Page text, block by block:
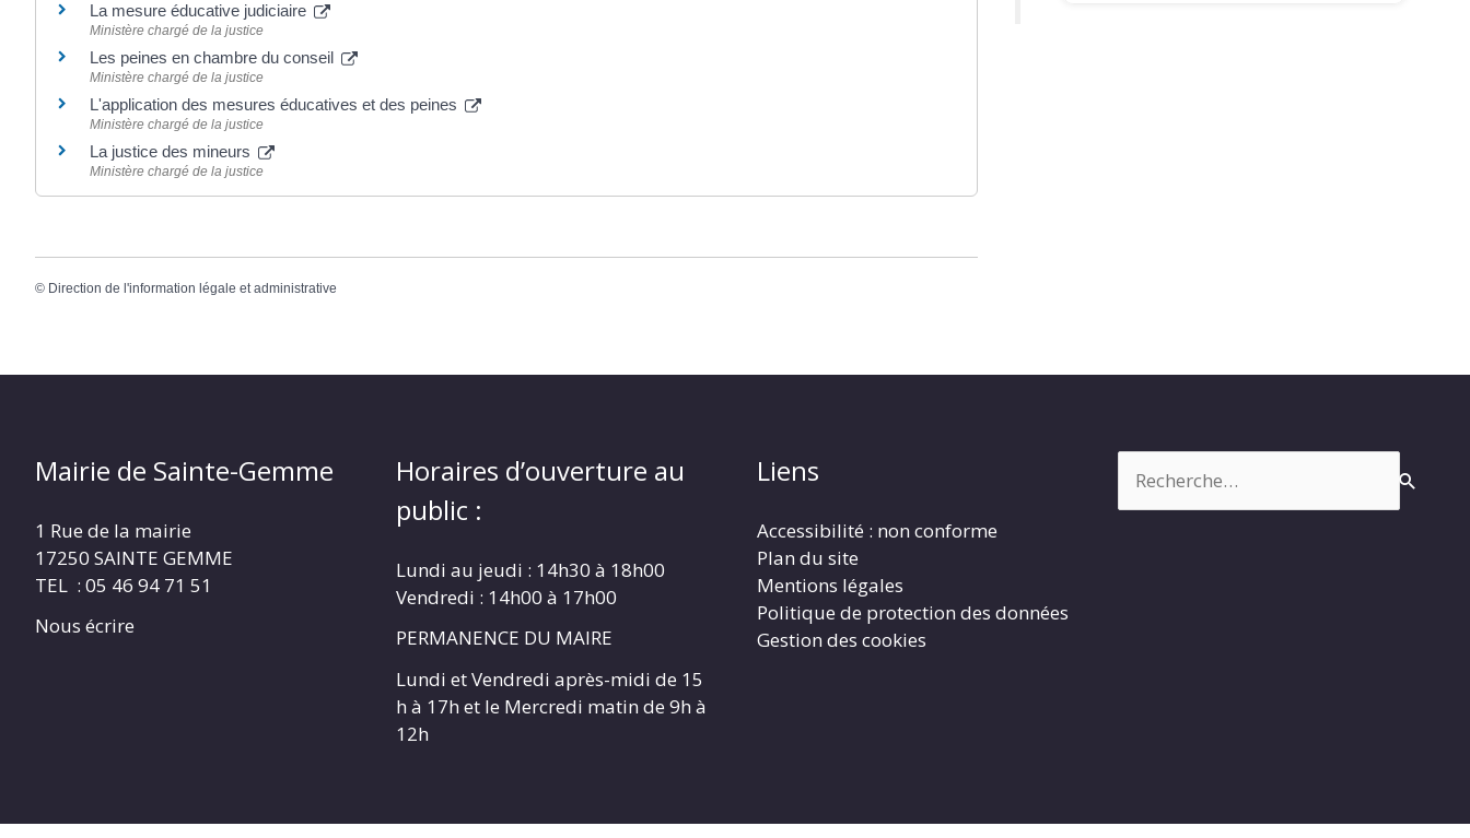
La mesure éducative judiciaire
Ministère chargé de la justice
Les peines en chambre du conseil
Ministère chargé de la justice
L'application des mesures éducatives et des peines
Ministère chargé de la justice
La justice des mineurs
Ministère chargé de la justice
© Direction de l'information légale et administrative
Mairie de Sainte-Gemme
1 Rue de la mairie
17250 SAINTE GEMME
TEL : 05 46 94 71 51
Nous écrire
Horaires d’ouverture au
public :
Lundi au jeudi : 14h30 à 18h00
Vendredi : 14h00 à 17h00
PERMANENCE DU MAIRE
Lundi et Vendredi après-midi de 15
h à 17h et le Mercredi matin de 9h à
12h
Liens
Accessibilité : non conforme
Plan du site
Mentions légales
Politique de protection des données
Gestion des cookies